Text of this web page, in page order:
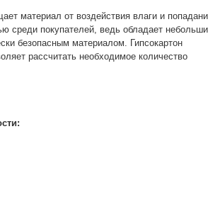
материал от воздействия влаги и
среди покупателей, ведь обладает
безопасным материалом. Гипсокартон
рассчитать необходимое количество